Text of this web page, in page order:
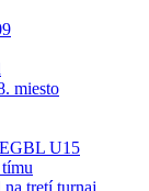
miesto
U15
tretí turnaj